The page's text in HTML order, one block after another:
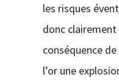
les risques
donc
conséquence
l’or une